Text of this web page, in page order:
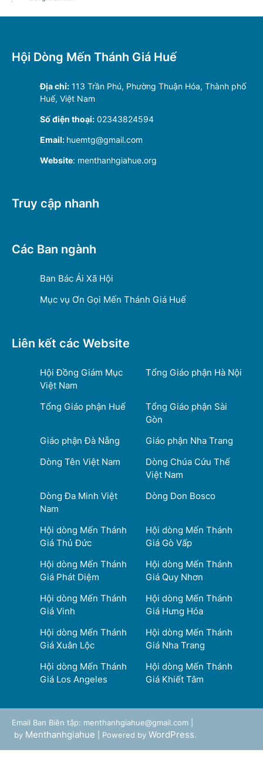
Hội Dòng Mến Thánh Giá Huế
Địa chỉ: 113 Trần Phú, Phường Thuận Hóa, Thành phố
Huế, Việt Nam
Số điện thoại: 02343824594
Email: huemtg@gmail.com
Website: menthanhgiahue.org
Truy cập nhanh
Các Ban ngành
Ban Bác Ái Xã Hội
Mục vụ Ơn Gọi Mến Thánh Giá Huế
Liên kết các Website
Hội Đồng Giám Mục
Việt Nam
Tổng Giáo phận Hà Nội
Tổng Giáo phận Huế
Tổng Giáo phận Sài
Gòn
Giáo phận Đà Nẵng
Giáo phận Nha Trang
Dòng Tên Việt Nam
Dòng Chúa Cứu Thế
Việt Nam
Dòng Đa Minh Việt
Nam
Dòng Don Bosco
Hội dòng Mến Thánh
Giá Thủ Đức
Hội dòng Mến Thánh
Giá Gò Vấp
Hội dòng Mến Thánh
Giá Phát Diệm
Hội dòng Mến Thánh
Giá Quy Nhơn
Hội dòng Mến Thánh
Giá Vinh
Hội dòng Mến Thánh
Giá Hưng Hóa
Hội dòng Mến Thánh
Giá Xuân Lộc
Hội dòng Mến Thánh
Giá Nha Trang
Hội dòng Mến Thánh
Giá Los Angeles
Hội dòng Mến Thánh
Giá Khiết Tâm
Email Ban Biên tập: menthanhgiahue@gmail.com |
by Menthanhgiahue | Powered by WordPress.